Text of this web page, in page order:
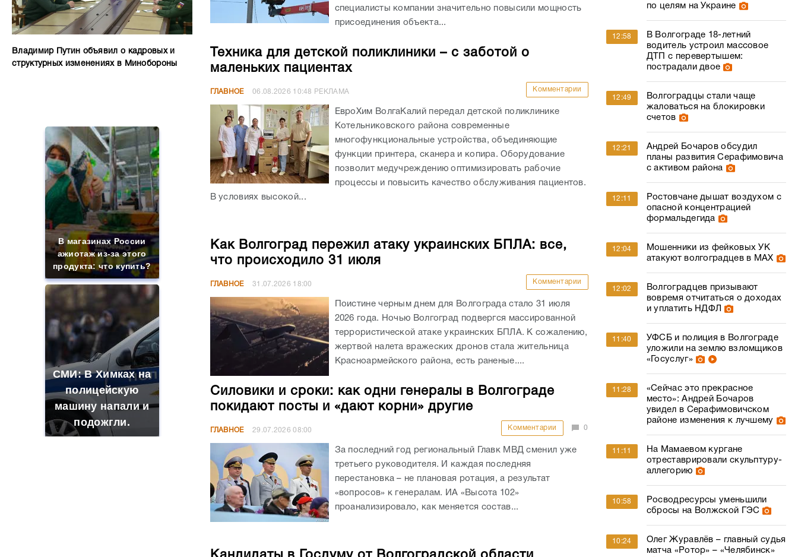
Владимир Путин объявил о кадровых и
структурных изменениях в Минобороны
В магазинах России
ажиотаж из-за этого
продукта: что купить?
СМИ: В Химках на
полицейскую
машину напали и
подожгли.
специалисты компании значительно повысили мощность
присоединения объекта...
Техника для детской поликлиники – с заботой о
маленьких пациентах
ГЛАВНОЕ 06.08.2026 10:48 РЕКЛАМА Комментарии
ЕвроХим ВолгаКалий передал детской поликлинике
Котельниковского района современные
многофункциональные устройства, объединяющие
функции принтера, сканера и копира. Оборудование
позволит медучреждению оптимизировать рабочие
процессы и повысить качество обслуживания пациентов.
В условиях высокой...
Как Волгоград пережил атаку украинских БПЛА: все,
что происходило 31 июля
ГЛАВНОЕ 31.07.2026 18:00 Комментарии
Поистине черным днем для Волгограда стало 31 июля
2026 года. Ночью Волгоград подвергся массированной
террористической атаке украинских БПЛА. К сожалению,
жертвой налета вражеских дронов стала жительница
Красноармейского района, есть раненые....
Силовики и сроки: как одни генералы в Волгограде
покидают посты и «дают корни» другие
ГЛАВНОЕ 29.07.202608:00 Комментарии 0
За последний год региональный Главк МВД сменил уже
третьего руководителя. И каждая последняя
перестановка – не плановая ротация, а результат
«вопросов» к генералам. ИА «Высота 102»
проанализировало, как меняется состав...
по целям на Украине
12:58
В Волгограде 18-летний
водитель устроил массовое
ДТП с перевертышем:
пострадали двое
12:49
Волгоградцы стали чаще
жаловаться на блокировки
счетов
12:21
Андрей Бочаров обсудил
планы развития Серафимовича
с активом района
12:11
Ростовчане дышат воздухом с
опасной концентрацией
формальдегида
12:04
Мошенники из фейковых УК
атакуют волгоградцев в МАХ
12:02
Волгоградцев призывают
вовремя отчитаться о доходах
и уплатить НДФЛ
11:40
УФСБ и полиция в Волгограде
уложили на землю взломщиков
«Госуслуг»
11:28
«Сейчас это прекрасное
место»: Андрей Бочаров
увидел в Серафимовичском
районе изменения к лучшему
11:11
На Мамаевом кургане
отреставрировали скульптуру-
аллегорию
10:58
Росводресурсы уменьшили
сбросы на Волжской ГЭС
10:24
Олег Журавлёв – главный судья
матча «Ротор» – «Челябинск»